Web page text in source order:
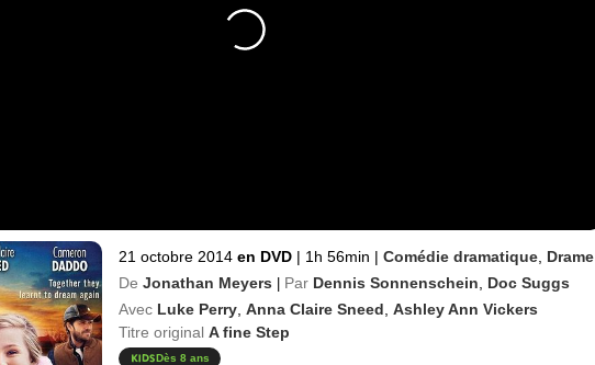
21 octobre 2014 en DVD | 1h 56min | Comédie dramatique Drame
De Jonathan Meyers | Par Dennis Sonnenschein
Doc Suggs
Avec Luke Perry Anna Claire Sneed Ashley Ann Vickers
Titre original A fine Step
Dès 8 ans